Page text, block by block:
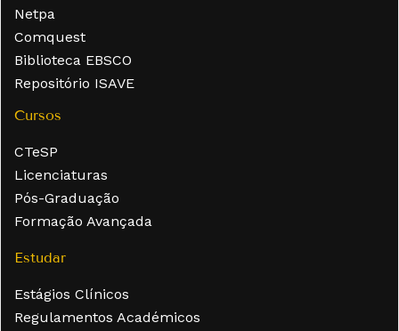
Netpa
Comquest
Biblioteca EBSCO
Repositório ISAVE
Cursos
CTeSP
Licenciaturas
Pós-Graduação
Formação Avançada
Estudar
Estágios Clínicos
Regulamentos Académicos